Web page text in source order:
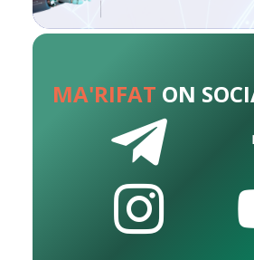
MA'RIFAT ON